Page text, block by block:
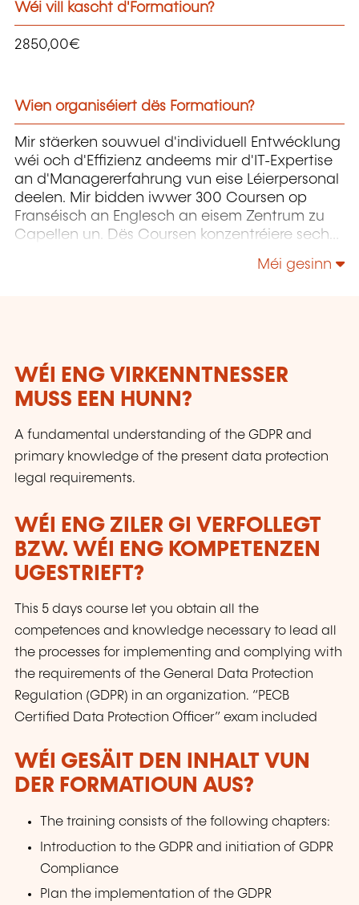
Wéi vill kascht d'Formatioun?
2850,00€
Wien organiséiert dës Formatioun?
Mir stäerken souwuel d'individuell Entwécklung
wéi och d'Effizienz andeems mir d'IT-Expertise
an d'Managererfahrung vun eise Léierpersonal
deelen. Mir bidden iwwer 300 Coursen op
Franséisch an Englesch an eisem Zentrum zu
Capellen un. Dës Coursen konzentréiere sech
Projetmanagement, Governance a Soft Skills.
Méi gesinn
WÉI ENG VIRKENNTNESSER
MUSS EEN HUNN?
A fundamental understanding of the GDPR and
primary knowledge of the present data protection
legal requirements.
WÉI ENG ZILER GI VERFOLLEGT
BZW. WÉI ENG KOMPETENZEN
UGESTRIEFT?
This 5 days course let you obtain all the
competences and knowledge necessary to lead all
the processes for implementing and complying with
the requirements of the General Data Protection
Regulation (GDPR) in an organization. “PECB
Certified Data Protection Officer” exam included
WÉI GESÄIT DEN INHALT VUN
DER FORMATIOUN AUS?
The training consists of the following chapters:
Introduction to the GDPR and initiation of GDPR
Compliance
Plan the implementation of the GDPR